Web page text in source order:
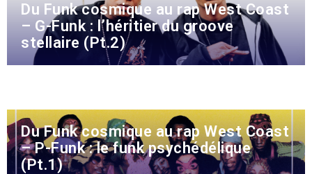
Du Funk cosmique au rap West Coast
– G-Funk : l’héritier du groove
stellaire (Pt.2)
Du Funk cosmique au rap West Coast
– P-Funk : le funk psychédélique
(Pt.1)